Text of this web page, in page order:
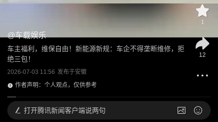
@车载娱乐
车主福利，维保自由！新能源新规：车企不得垄断维修，拒
绝三包！
2026-07-03 11:56 发布于安徽
作者声明：个人观点，仅供参考
1
12
打开腾讯新闻客户端说两句